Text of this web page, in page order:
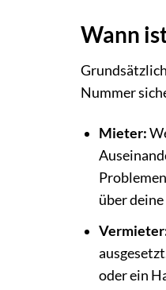
Wann
Nummer
Mieter:
über
oder ein